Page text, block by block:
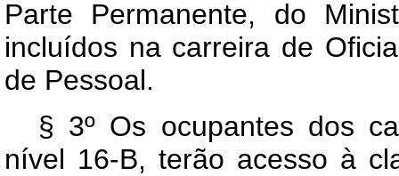
Parte Permanente, do
incluídos na carreira de
de Pessoal.
§ 3º Os ocupantes dos
nível 16-B, terão acesso à